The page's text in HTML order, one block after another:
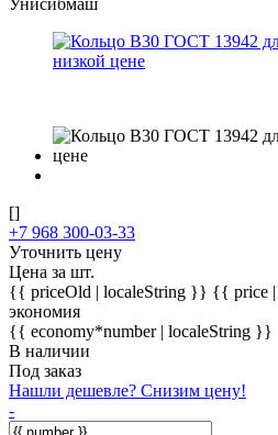
[]
+7 968 300-03-33
Уточнить цену
Цена за шт.
{{ priceOld | localeString }} {{ price
экономия
{{ economy*number | localeString }}
В наличии
Под заказ
Нашли дешевле? Снизим цену!
-